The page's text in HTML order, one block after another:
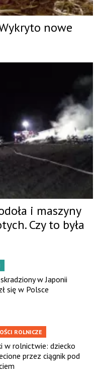
nowe
i maszyny
Czy to była
w Japonii
się w Polsce
ROLNICZE
w rolnictwie: dziecko
przez ciągnik pod